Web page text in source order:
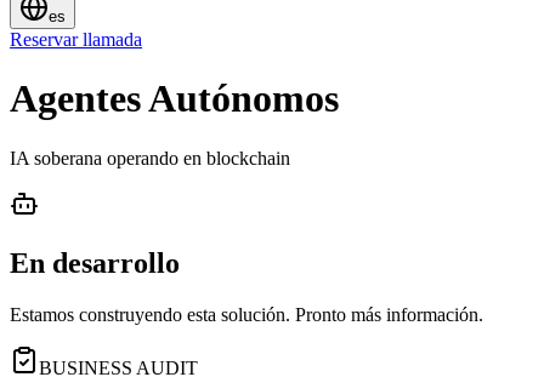
es
Reservar llamada
Agentes Autónomos
IA soberana operando en blockchain
En desarrollo
Estamos construyendo esta solución. Pronto más información.
BUSINESS AUDIT